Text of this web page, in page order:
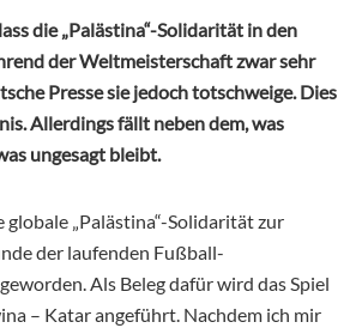
die „Palästina“-Solidarität in den
der Weltmeisterschaft zwar sehr
Presse sie jedoch totschweige. Dies
Allerdings fällt neben dem, was
ungesagt bleibt.
globale „Palästina“-Solidarität zur
der laufenden Fußball-
Als Beleg dafür wird das Spiel
– Katar angeführt. Nachdem ich mir